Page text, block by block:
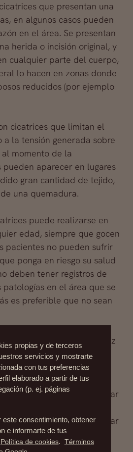
que presentan una
en algunos casos pueden
en el área. Se presentan
herida o incisión original, y
cualquier parte del cuerpo,
lo hacen en zonas donde
reducidos (por ejemplo
cicatrices que limitan el
a la tensión generada sobre
momento de la
pueden aparecer en lugares
gran cantidad de tejido,
una quemadura.
puede realizarse en
edad, siempre que gocen
pacientes no pueden sufrir
ponga en riesgo su salud
deben tener registros de
en el área que se
es preferible que no sean
al remover la cicatriz
es el caso (tamaño,
la cicatriz).
podrán ayudar a cerrar
también a cicatrizarlas, y
de pigmentación irregular
será destinado al
superficiales y para
propias y de terceros
servicios y mostrarte
con tus preferencias
elaborado a partir de tus
(p. ej. páginas
este consentimiento, obtener
e informarte de tus
Política de cookies. Términos